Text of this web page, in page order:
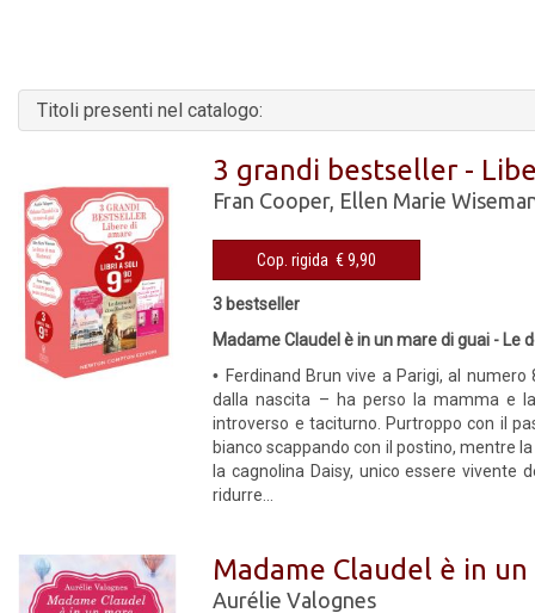
Titoli presenti nel catalogo:
3 grandi bestseller -
Fran Cooper, Ellen Marie
Cop. rigida € 9,90
3 bestseller
Madame Claudel è in un mare di guai - Le
• Ferdinand Brun vive a Parigi, al
dalla nascita – ha perso la mamma e
introverso e taciturno. Purtroppo con il
bianco scappando con il postino, mentre
la cagnolina Daisy, unico essere
ridurre...
Madame Claudel è in
Aurélie Valognes